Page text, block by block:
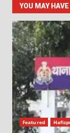
YOU MAY
Featured